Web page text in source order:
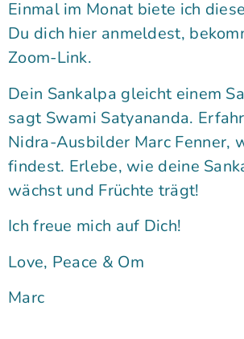
Einmal im Monat biete ich
Du dich hier anmeldest,
Zoom-Link.
Dein Sankalpa gleicht einem
sagt Swami Satyananda.
Nidra-Ausbilder Marc Fenner,
findest. Erlebe, wie deine
wächst und Früchte trägt!
Ich freue mich auf Dich!
Love, Peace & Om
Marc